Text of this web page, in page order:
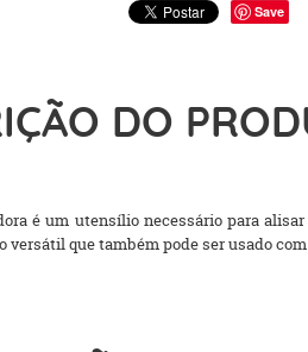
Save
DO
é um utensílio necessário para
que também pode ser usado